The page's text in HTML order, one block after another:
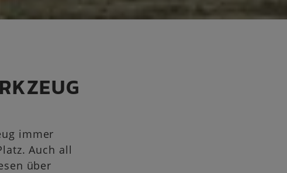
immer
Auch all
über